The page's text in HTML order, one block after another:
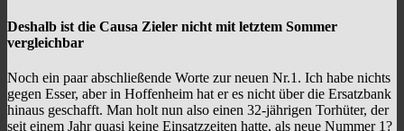
Deshalb ist die Causa Zieler nicht mit letztem Sommer
vergleichbar
Noch ein paar abschließende Worte zur neuen Nr.1. Ich habe nichts
gegen Esser, aber in Hoffenheim hat er es nicht über die Ersatzbank
hinaus geschafft. Man holt nun also einen 32-jährigen Torhüter, der
seit einem Jahr quasi keine Einsatzzeiten hatte, als neue Nummer 1?